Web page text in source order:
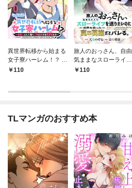
異世界転移から始まる
女子寮ハーレム！？ ～
管理人として働く人間
110
旅人のおっさん、自由
気ままなスローライフ
を送りたいのに世界を
110
TLマンガのおすすめ本